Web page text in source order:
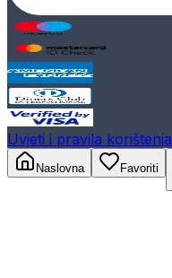
Uvjeti i pravila korištenja
Naslovna
Favoriti